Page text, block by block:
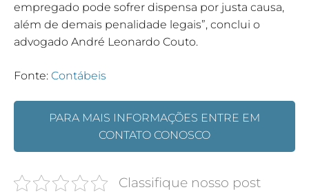
empregado pode sofrer dispensa por justa causa,
além de demais penalidade legais”, conclui o
advogado André Leonardo Couto.
Fonte: Contábeis
PARA MAIS INFORMAÇÕES ENTRE EM
CONTATO CONOSCO
Classifique nosso post